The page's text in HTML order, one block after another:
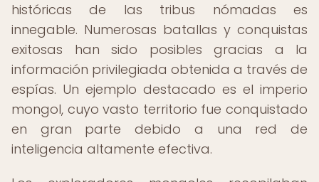
históricas de las tribus nómadas es
innegable. Numerosas batallas y conquistas
exitosas han sido posibles gracias a la
información privilegiada obtenida a través de
espías. Un ejemplo destacado es el imperio
mongol, cuyo vasto territorio fue conquistado
en gran parte debido a una red de
inteligencia altamente efectiva.